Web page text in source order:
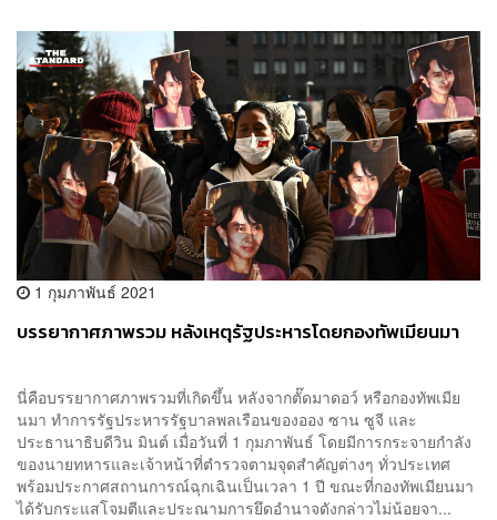
1 กุมภาพันธ์ 2021
บรรยากาศภาพรวม หลังเหตุรัฐประหารโดยกองทัพเมียนมา
นี่คือบรรยากาศภาพรวมที่เกิดขึ้น หลังจากตั๊ดมาดอว์ หรือกองทัพเมีย
นมา ทำการรัฐประหารรัฐบาลพลเรือนของออง ซาน ซูจี และ
ประธานาธิบดีวิน มินต์ เมื่อวันที่ 1 กุมภาพันธ์ โดยมีการกระจายกำลัง
ของนายทหารและเจ้าหน้าที่ตำรวจตามจุดสำคัญต่างๆ ทั่วประเทศ
พร้อมประกาศสถานการณ์ฉุกเฉินเป็นเวลา 1 ปี ขณะที่กองทัพเมียนมา
ได้รับกระแสโจมตีและประณามการยึดอำนาจดังกล่าวไม่น้อยจา...